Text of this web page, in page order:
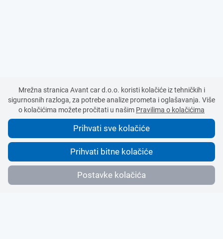
Mrežna stranica Avant car d.o.o. koristi kolačiće iz tehničkih i
sigurnosnih razloga, za potrebe analize prometa i oglašavanja. Više
o kolačićima možete pročitati u našim Pravilima o kolačićima
Prihvati sve kolačiće
Prihvati bitne kolačiće
Postavke kolačića